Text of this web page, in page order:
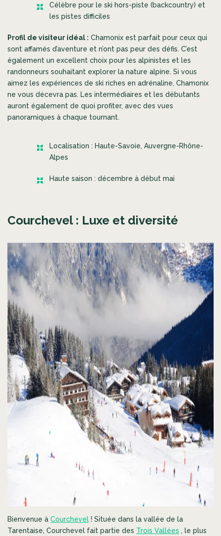
Célèbre pour le ski hors-piste (backcountry) et
les pistes difficiles
Profil de visiteur idéal : Chamonix est parfait pour ceux qui
sont affamés d’aventure et n’ont pas peur des défis. C’est
également un excellent choix pour les alpinistes et les
randonneurs souhaitant explorer la nature alpine. Si vous
aimez les expériences de ski riches en adrénaline, Chamonix
ne vous décevra pas. Les intermédiaires et les débutants
auront également de quoi profiter, avec des vues
panoramiques à chaque tournant.
Localisation : Haute-Savoie, Auvergne-Rhône-
Alpes
Haute saison : décembre à début mai
Courchevel : Luxe et diversité
Bienvenue à Courchevel ! Située dans la vallée de la
Tarentaise, Courchevel fait partie des Trois Vallées , le plus